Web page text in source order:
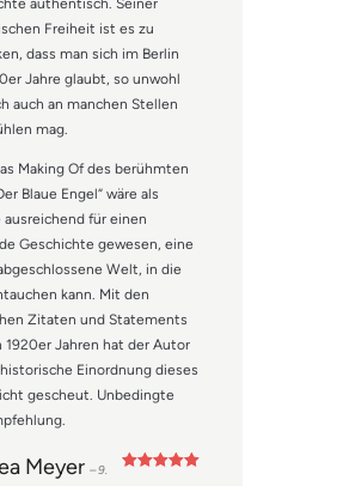
authentisch. Seiner
Freiheit ist es zu
dass man sich im Berlin
Jahre glaubt, so unwohl
auch an manchen Stellen
mag.
Making Of des berühmten
Blaue Engel“ wäre als
ausreichend für einen
Geschichte gewesen, eine
Welt, in die
kann. Mit den
Zitaten und Statements
1920er Jahren hat der Autor
Einordnung dieses
gescheut. Unbedingte
Meyer –9.